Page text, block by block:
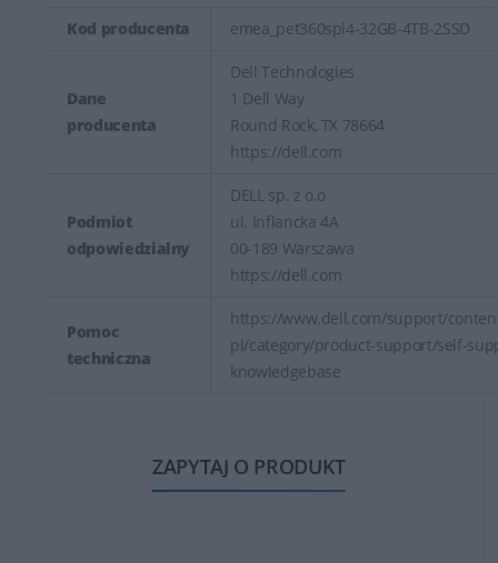
Kod producenta emea_pet360spl4-32GB-4TB-2SSD
Dane
producenta
Dell Technologies
1 Dell Way
Round Rock, TX 78664
https://dell.com
Podmiot
odpowiedzialny
DELL sp. z o.o
ul. Inflancka 4A
00-189 Warszawa
https://dell.com
Pomoc
techniczna
https://www.dell.com/support/
pl/category/product-support/self-
knowledgebase
ZAPYTAJ O PRODUKT